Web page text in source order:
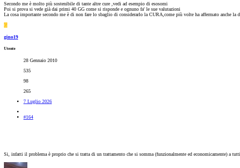
Secondo me è molto più sostenibile di tante altre cure ,vedi ad esempio di esosomi
Poi si prova si vede già dai primi 40 GG come si risponde e ognuno fa' le sue valutazioni
La cosa importante secondo me è di non fare lo sbaglio di considerarlo la CURA,come più volte ha affermato anche la
G
gino19
Utente
28 Gennaio 2010
535
98
265
7 Luglio 2026
#164
Si, infatti il problema è proprio che si tratta di un trattamento che si somma (funzionalmente ed economicamente) a